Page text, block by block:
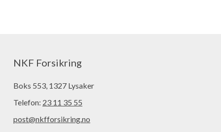
NKF Forsikring
Boks 553, 1327 Lysaker
Telefon: 23 11 35 55
post@nkfforsikring.no